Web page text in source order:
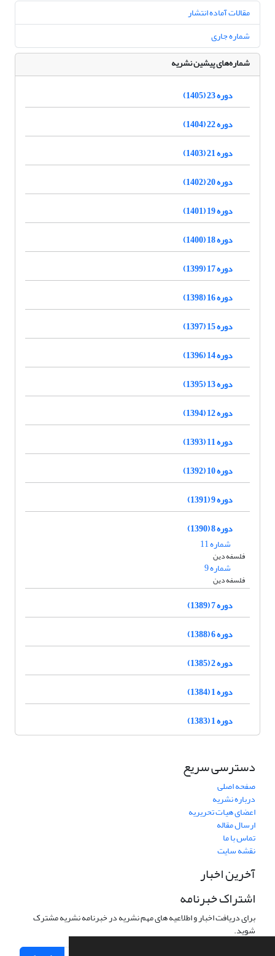
مقالات آماده انتشار
شماره جاری
شماره‌های پیشین نشریه
دوره 23 (1405)
دوره 22 (1404)
دوره 21 (1403)
دوره 20 (1402)
دوره 19 (1401)
دوره 18 (1400)
دوره 17 (1399)
دوره 16 (1398)
دوره 15 (1397)
دوره 14 (1396)
دوره 13 (1395)
دوره 12 (1394)
دوره 11 (1393)
دوره 10 (1392)
دوره 9 (1391)
دوره 8 (1390)
شماره 11
فلسفه دین
شماره 9
فلسفه دین
دوره 7 (1389)
دوره 6 (1388)
دوره 2 (1385)
دوره 1 (1384)
دوره 1 (1383)
دسترسی سریع
صفحه اصلی
درباره نشریه
اعضای هیات تحریریه
ارسال مقاله
تماس با ما
نقشه سایت
آخرین اخبار
اشتراک خبرنامه
برای دریافت اخبار و اطلاعیه های مهم نشریه در خبرنامه نشریه مشترک
شوید.